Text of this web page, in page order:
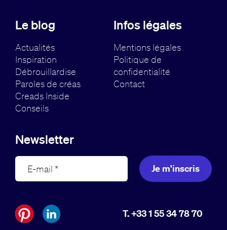
Le blog
Actualités
Inspiration
Débrouillardise
Paroles de créas
Creads Inside
Conseils
Infos légales
Mentions légales
Politique de
confidentialité
Contact
Newsletter
Je m'inscris
T. +33 1 55 34 78 70